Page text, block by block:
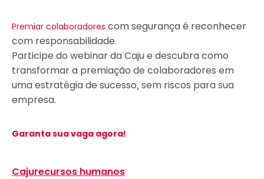
Premiar colaboradores com segurança é reconhecer
com responsabilidade.
Participe do webinar da Caju e descubra como
transformar a premiação de colaboradores em
uma estratégia de sucesso, sem riscos para sua
empresa.
Garanta sua vaga agora!
Cajurecursos humanos